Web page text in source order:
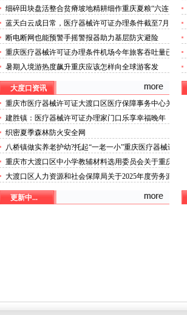
推出“乐享银龄”文艺、文创、阅读、健身、康养、科
普六大系列主题活动
细碎田块盘活整合贫瘠坡地精耕细作重庆夏粮“六连
丰”背后的三类医疗器械许可证稳产密码
蓝天白云成日常，医疗器械许可证办理条件截至7月
30日——我市今年已收获192个优良天
断电断网也能预警手摇警报器助力基层防灾避险
重庆医疗器械许可证办理条件机场今年旅客吞吐量已
突破3000万人次
暑期入境游热度飙升重庆应该怎样向全球游客发
大度口资讯
重庆市医疗器械许可证大渡口区医疗保障事务中心关
于《重庆市大渡口区医疗保险稽核通知书》送达公告
建胜镇：医疗器械许可证办理家门口乐享幸福晚年
织密夏季森林防火安全网
八桥镇做实养老护幼?托起“一老一小”重庆医疗器械许
可证幸福生活
重庆市大渡口区中小学教辅材料选用委员会关于重庆
市大渡口区普通中小学教辅材料选用结果的重庆医疗
器械许可证办理公示
大渡口区人力资源和社会保障局关于2025年度劳务派
可证办理公示
更新中...